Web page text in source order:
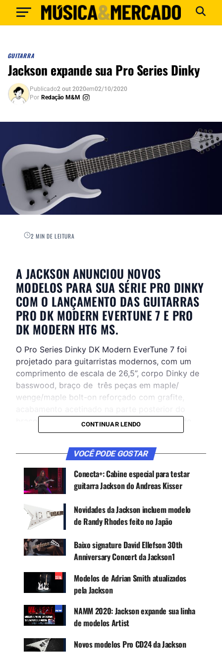
GUITARRA
Jackson expande sua Pro Series Dinky
Publicado2 out 2020em02/10/2020
Por Redação M&M
2 MIN DE LEITURA
A JACKSON ANUNCIOU NOVOS
MODELOS PARA SUA SÉRIE PRO DINKY
COM O LANÇAMENTO DAS GUITARRAS
PRO DK MODERN EVERTUNE 7 E PRO
DK MODERN HT6 MS.
O Pro Series Dinky DK Modern EverTune 7 foi
projetado para guitarristas modernos, com um
comprimento de escala de 26,5”, corpo Dinky de
basswood, braço de três peças em maple/
wenge/maple bolt-on reforçado com grafite,
braço. escala composta de ebony com raio de
12″-16″, 24 trastes jumbo e marcações de ponto
apresentando ponte Fishman Fluence Open Core
PRF-CO7 e captadores humbucker de braço,
controle de volume único, sintonizadores de
bloqueio Gotoh, nut Graph Tech TUSQ XL e
botões de correia de bloqueio duplo Dunlop. Seu
acabamento é Cinza Primer com headstock 3×4
AT-1 da mesma cor e hardware preto.
Receba novas matérias do Música & Mercado no
WhatsApp e no Google News.
Canal WhatsApp
Google News
CONTINUAR LENDO
VOCÊ PODE GOSTAR
Conecta+: Cabine especial para testar
guitarra Jackson do Andreas Kisser
Novidades da Jackson incluem modelo
de Randy Rhodes feito no Japão
Baixo signature David Ellefson 30th
Anniversary Concert da Jackson1
Modelos de Adrian Smith atualizados
pela Jackson
NAMM 2020: Jackson expande sua linha
de modelos Artist
Novos modelos Pro CD24 da Jackson